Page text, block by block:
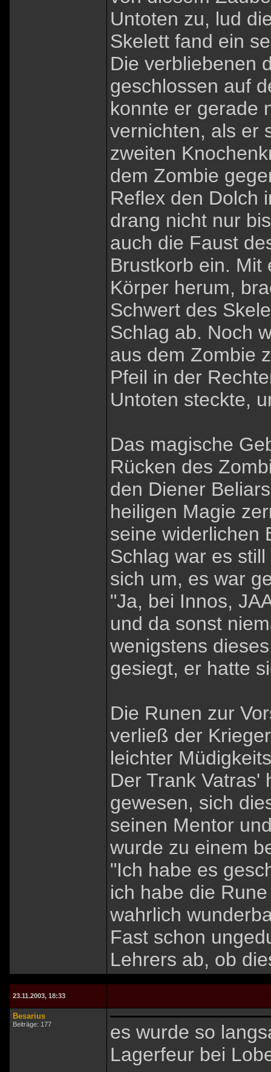
Untoten zu, lud
Skelett fand ein
Die verbliebenen
geschlossen auf
konnte er gerade
vernichten, als er
zweiten
dem Zombie
Reflex den Dolch
drang nicht nur
auch die Faust
Brustkorb ein. Mit
Körper herum,
Schwert des
Schlag ab. Noch
aus dem Zombie
Pfeil in der
Untoten steckte,
Das magische
Rücken des
den Diener
heiligen Magie
seine widerlichen
Schlag war es
sich um, es war
"Ja, bei Innos,
und da sonst
wenigstens
gesiegt, er hatte
Die Runen zur
verließ der
leichter
Der Trank Vatras'
gewesen, sich
seinen Mentor
wurde zu einem
"Ich habe es
ich habe die
wahrlich
Fast schon
Lehrers ab, ob
23.11.2003, 18:33
Besarius
Beiträge: 177
es wurde so
Lagerfeur bei